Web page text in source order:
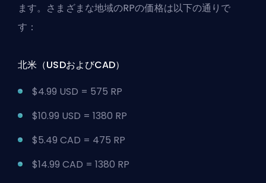
ます。さまざまな地域のRPの価格は以下の通りで
す：
北米（USDおよびCAD）
$4.99 USD = 575 RP
$10.99 USD = 1380 RP
$5.49 CAD = 475 RP
$14.99 CAD = 1380 RP